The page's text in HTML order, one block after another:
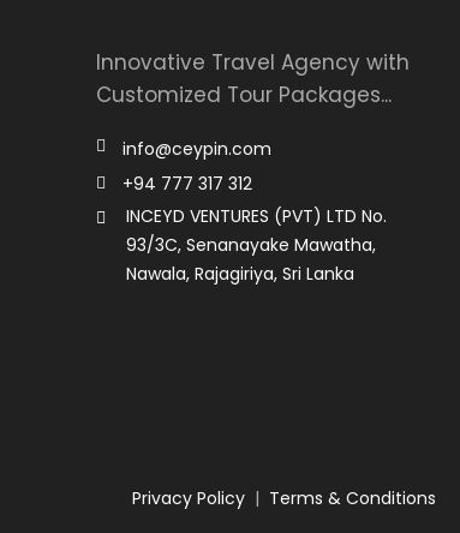
Innovative Travel Agency with
Customized Tour Packages...
info@ceypin.com
+94 777 317 312
INCEYD VENTURES (PVT) LTD No.
93/3C, Senanayake Mawatha,
Nawala, Rajagiriya, Sri Lanka
Privacy Policy | Terms & Conditions